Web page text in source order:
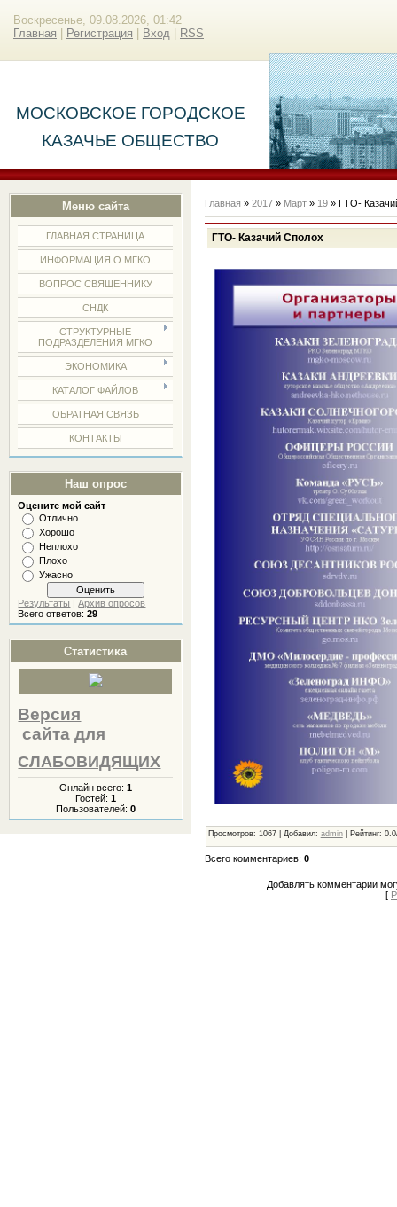
Воскресенье, 09.08.2026, 01:42
Главная
Регистрация Вход RSS
МОСКОВСКОЕ ГОРОДСКОЕ
КАЗАЧЬЕ ОБЩЕСТВО
Меню сайта
ГЛАВНАЯ СТРАНИЦА
ИНФОРМАЦИЯ О МГКО
ВОПРОС СВЯЩЕННИКУ
СНДК
СТРУКТУРНЫЕ
ПОДРАЗДЕЛЕНИЯ МГКО
ЭКОНОМИКА
КАТАЛОГ ФАЙЛОВ
ОБРАТНАЯ СВЯЗЬ
КОНТАКТЫ
Наш опрос
Оцените мой сайт
Отлично
Хорошо
Неплохо
Плохо
Ужасно
Результаты |Архив опросов
Всего ответов:29
Статистика
Версия
сайта для
СЛАБОВИДЯЩИХ
Онлайн всего: 1
Гостей: 1
Пользователей: 0
Главная » 2017 » Март » 19» ГТО-
ГТО- Казачий Сполох
Просмотров: 1067| Добавил: admin Рейтинг: 0.0
Всего комментариев: 0
Добавлять комментарии
[